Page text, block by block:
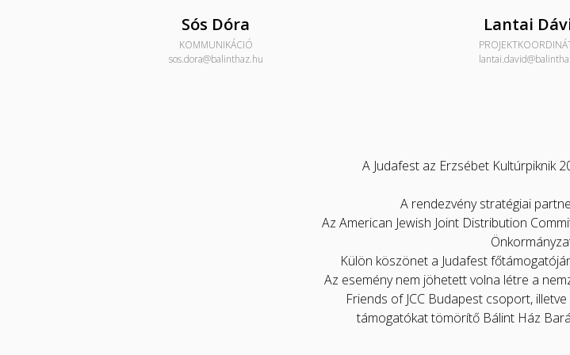
Sós Dóra
KOMMUNIKÁCIÓ
sos.dora@balinthaz.hu
Lantai
A Judafest az Erzsébet Kultúrpiknik
A rendezvény stratégiai
Az American Jewish Joint Distribution
Külön köszönet a Judafest
Az esemény nem jöhetett volna létre a
Friends of JCC Budapest csoport,
támogatókat tömörítő Bálint Ház